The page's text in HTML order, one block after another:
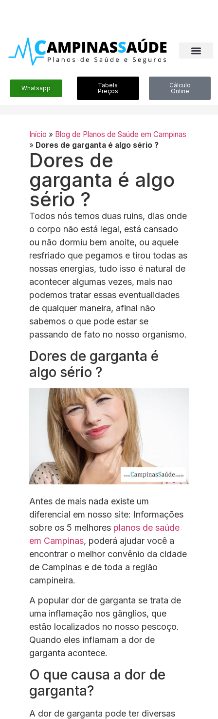
Whatsapp
Tabela
Preços
Cálculo
Online
Início » Blog de Planos de Saúde em Campinas
» Dores de garganta é algo sério ?
Dores de
garganta é algo
sério ?
Todos nós temos duas ruins, dias onde
o corpo não está legal, está cansado
ou não dormiu bem anoite, ou aquele
resfriado que pegamos e tirou todas as
nossas energias, tudo isso é natural de
acontecer algumas vezes, mais nao
podemos tratar essas eventualidades
de qualquer maneira, afinal não
sabemos o que pode estar se
passando de fato no nosso organismo.
Dores de garganta é
algo sério ?
Antes de mais nada existe um
diferencial em nosso site: Informações
sobre os 5 melhores planos de saúde
em Campinas, poderá ajudar você a
encontrar o melhor convênio da cidade
de Campinas e de toda a região
campineira.
A popular dor de garganta se trata de
uma inflamação nos gânglios, que
estão localizados no nosso pescoço.
Quando eles inflamam a dor de
garganta acontece.
O que causa a dor de
garganta?
A dor de garganta pode ter diversas